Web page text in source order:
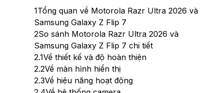
1Tổng quan về Motorola Razr Ultra 2026 và
Samsung Galaxy Z Flip 7
2So sánh Motorola Razr Ultra 2026 và
Samsung Galaxy Z Flip 7 chi tiết
2.1Về thiết kế và độ hoàn thiện
2.2Về màn hình hiển thị
2.3Về hiệu năng hoạt động